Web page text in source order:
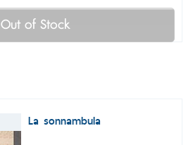
Out of Stock
La sonnambula